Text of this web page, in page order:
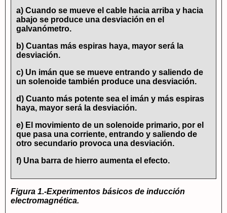
a) Cuando se mueve el cable hacia arriba y hacia
abajo se produce una desviación en el
galvanómetro.
b) Cuantas más espiras haya, mayor será la
desviación.
c) Un imán que se mueve entrando y saliendo de
un solenoide también produce una desviación.
d) Cuanto más potente sea el imán y más espiras
haya, mayor será la desviación.
e) El movimiento de un solenoide primario, por el
que pasa una corriente, entrando y saliendo de
otro secundario provoca una desviación.
f) Una barra de hierro aumenta el efecto.
Figura 1.-Experimentos básicos de inducción
electromagnética.